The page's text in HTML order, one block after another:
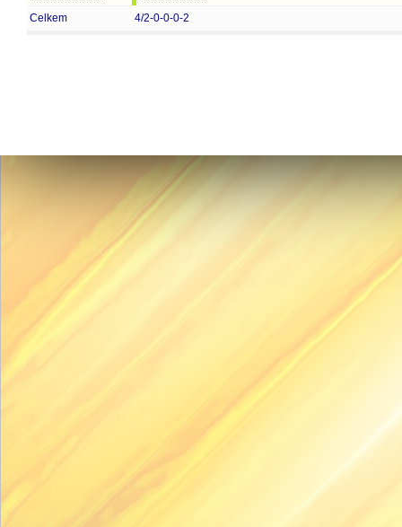
Celkem 4/2-0-0-0-2